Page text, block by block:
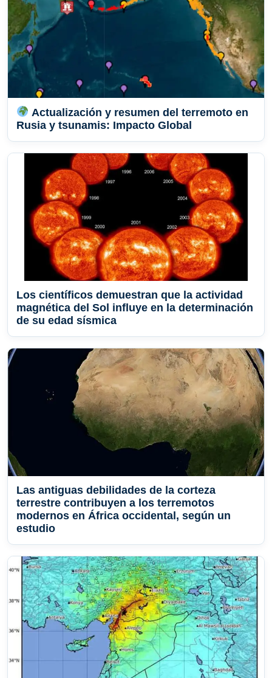
Actualización y resumen del terremoto en
Rusia y tsunamis: Impacto Global
Los científicos demuestran que la actividad
magnética del Sol influye en la determinación
de su edad sísmica
Las antiguas debilidades de la corteza
terrestre contribuyen a los terremotos
modernos en África occidental, según un
estudio